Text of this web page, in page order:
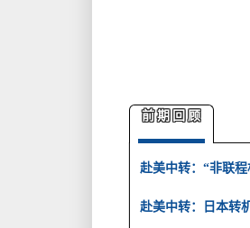
前期回顾
赴美中转：“非联
赴美中转：日本转